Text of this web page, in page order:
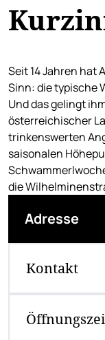
Seit 14 Jahren hat
Sinn: die typische
Und das gelingt
österreichischer
trinkenswerten
saisonalen
die
Adresse
Kontakt